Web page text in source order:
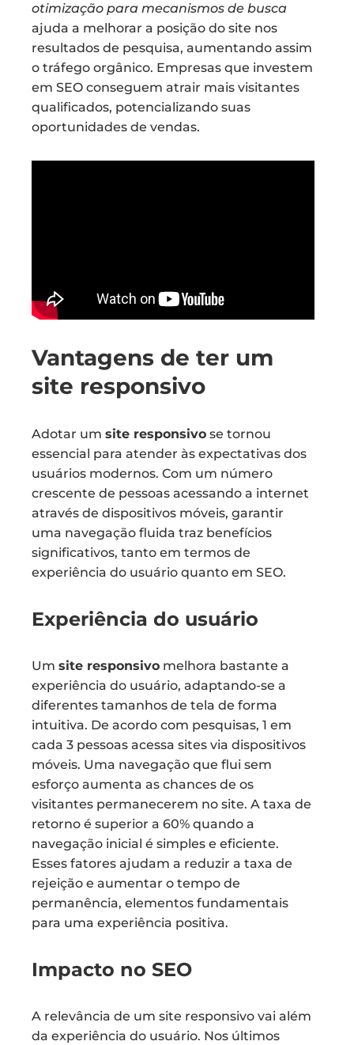
otimização para mecanismos de busca
ajuda a melhorar a posição do site nos
resultados de pesquisa, aumentando assim
o tráfego orgânico. Empresas que investem
em SEO conseguem atrair mais visitantes
qualificados, potencializando suas
oportunidades de vendas.
Vantagens de ter um
site responsivo
Adotar um site responsivo se tornou
essencial para atender às expectativas dos
usuários modernos. Com um número
crescente de pessoas acessando a internet
através de dispositivos móveis, garantir
uma navegação fluida traz benefícios
significativos, tanto em termos de
experiência do usuário quanto em SEO.
Experiência do usuário
Um site responsivo melhora bastante a
experiência do usuário, adaptando-se a
diferentes tamanhos de tela de forma
intuitiva. De acordo com pesquisas, 1 em
cada 3 pessoas acessa sites via dispositivos
móveis. Uma navegação que flui sem
esforço aumenta as chances de os
visitantes permanecerem no site. A taxa de
retorno é superior a 60% quando a
navegação inicial é simples e eficiente.
Esses fatores ajudam a reduzir a taxa de
rejeição e aumentar o tempo de
permanência, elementos fundamentais
para uma experiência positiva.
Impacto no SEO
A relevância de um site responsivo vai além
da experiência do usuário. Nos últimos